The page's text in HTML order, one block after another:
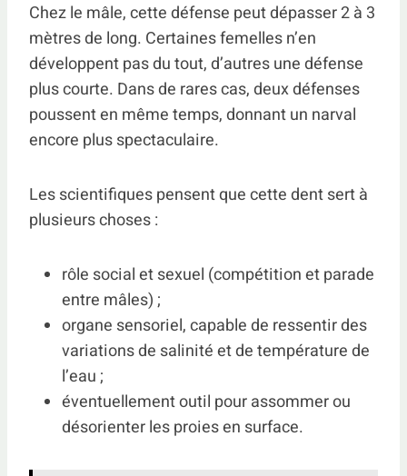
Chez le mâle, cette défense peut dépasser 2 à 3
mètres de long. Certaines femelles n’en
développent pas du tout, d’autres une défense
plus courte. Dans de rares cas, deux défenses
poussent en même temps, donnant un narval
encore plus spectaculaire.
Les scientifiques pensent que cette dent sert à
plusieurs choses :
rôle social et sexuel (compétition et parade
entre mâles) ;
organe sensoriel, capable de ressentir des
variations de salinité et de température de
l’eau ;
éventuellement outil pour assommer ou
désorienter les proies en surface.